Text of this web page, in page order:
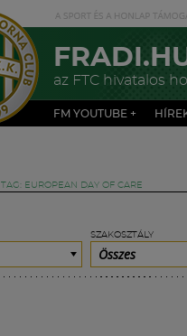
az FTC hivatalos
FM YOUTUBE +
TAG: EUROPEAN DAY OF CARE
SZAKOSZTÁLY
Összes